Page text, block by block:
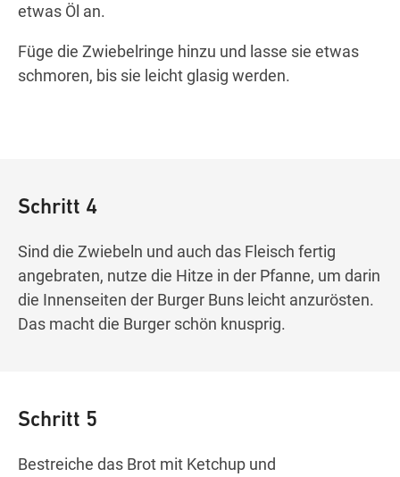
etwas Öl an.
Füge die Zwiebelringe hinzu und lasse sie etwas
schmoren, bis sie leicht glasig werden.
Schritt 4
Sind die Zwiebeln und auch das Fleisch fertig
angebraten, nutze die Hitze in der Pfanne, um darin
die Innenseiten der Burger Buns leicht anzurösten.
Das macht die Burger schön knusprig.
Schritt 5
Bestreiche das Brot mit Ketchup und